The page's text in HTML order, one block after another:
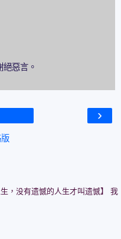
惡言。
›
，没有遗憾的人生才叫遗憾】 我